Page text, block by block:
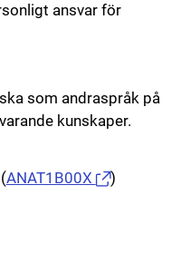
ansvar för
som andraspråk på
kunskaper.
(ANAT1B00X )